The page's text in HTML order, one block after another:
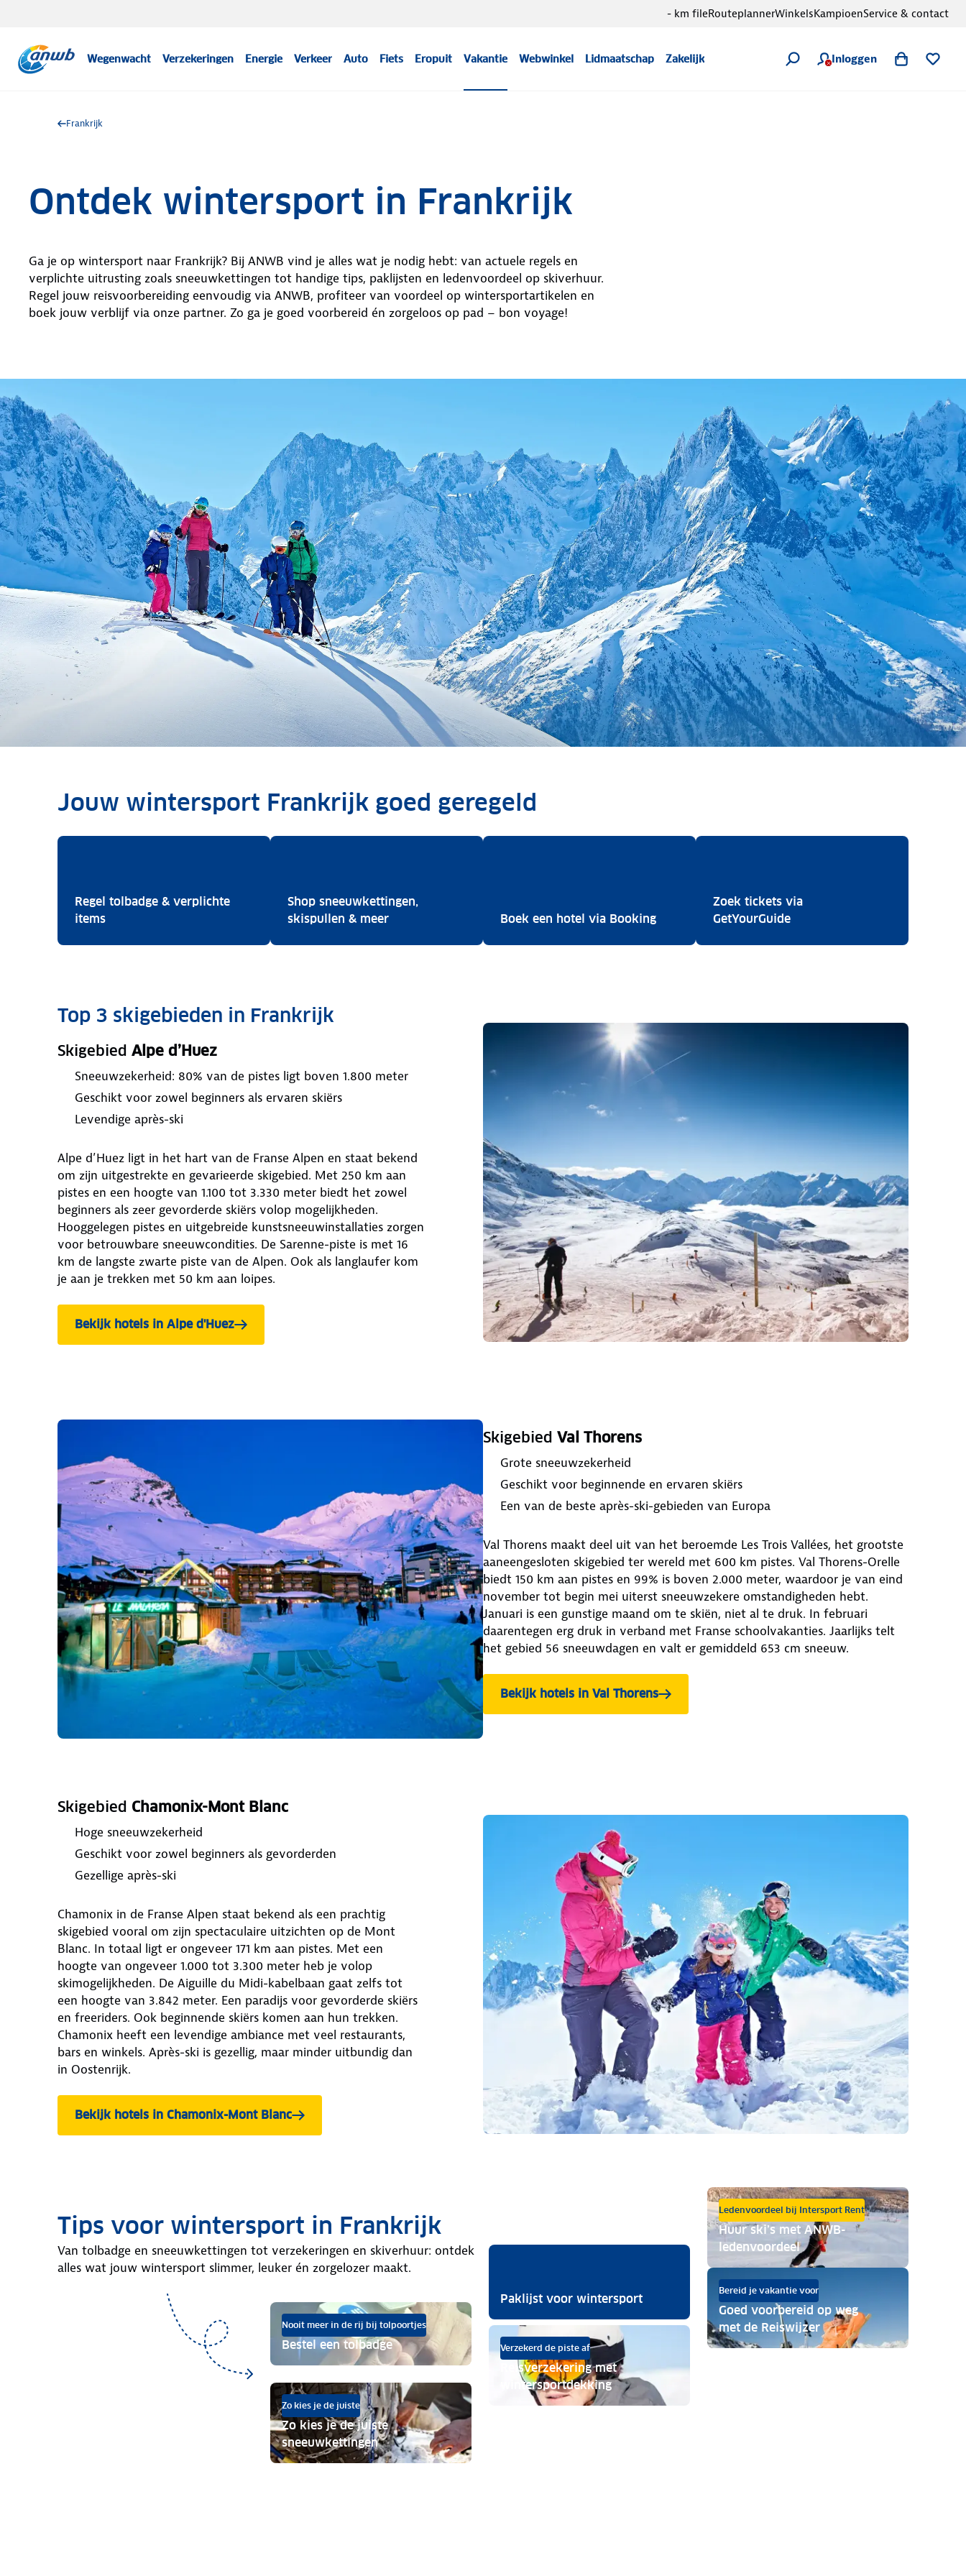
Wegenwacht Verzekeringen Energie Verkeer Auto Fiets Eropuit Vakantie Webwinkel Lidmaatschap Zakelijk Inloggen
- km fileRouteplannerWinkelsKampioenService & contact
Frankrijk
Ontdek wintersport in Frankrijk
Ga je op wintersport naar Frankrijk? Bij ANWB vind je alles wat je nodig hebt: van actuele regels en
verplichte uitrusting zoals sneeuwkettingen tot handige tips, paklijsten en ledenvoordeel op skiverhuur.
Regel jouw reisvoorbereiding eenvoudig via ANWB, profiteer van voordeel op wintersportartikelen en
boek jouw verblijf via onze partner. Zo ga je goed voorbereid én zorgeloos op pad – bon voyage!
Jouw wintersport Frankrijk goed geregeld
Regel tolbadge & verplichte
itemsRegel tolbadge & verplichte items
Shop sneeuwkettingen,
skispullen & meerShop sneeuwkettingen, skispullen & meer
Boek een hotel via BookingBoek een hotel via Booking
Zoek tickets via
GetYourGuideZoek tickets via GetYourGuide
Top 3 skigebieden in Frankrijk
Skigebied Alpe d’Huez
Sneeuwzekerheid: 80% van de pistes ligt boven 1.800 meter
Geschikt voor zowel beginners als ervaren skiërs
Levendige après-ski
Alpe d’Huez ligt in het hart van de Franse Alpen en staat bekend
om zijn uitgestrekte en gevarieerde skigebied. Met 250 km aan
pistes en een hoogte van 1.100 tot 3.330 meter biedt het zowel
beginners als zeer gevorderde skiërs volop mogelijkheden.
Hooggelegen pistes en uitgebreide kunstsneeuwinstallaties zorgen
voor betrouwbare sneeuwcondities. De Sarenne-piste is met 16
km de langste zwarte piste van de Alpen. Ook als langlaufer kom
je aan je trekken met 50 km aan loipes.
Bekijk hotels in Alpe d'Huez
Skigebied Val Thorens
Grote sneeuwzekerheid
Geschikt voor beginnende en ervaren skiërs
Een van de beste après-ski-gebieden van Europa
Val Thorens maakt deel uit van het beroemde Les Trois Vallées, het grootste
aaneengesloten skigebied ter wereld met 600 km pistes. Val Thorens-Orelle
biedt 150 km aan pistes en 99% is boven 2.000 meter, waardoor je van eind
november tot begin mei uiterst sneeuwzekere omstandigheden hebt.
Januari is een gunstige maand om te skiën, niet al te druk. In februari
daarentegen erg druk in verband met Franse schoolvakanties. Jaarlijks telt
het gebied 56 sneeuwdagen en valt er gemiddeld 653 cm sneeuw.
Bekijk hotels in Val Thorens
Skigebied Chamonix-Mont Blanc
Hoge sneeuwzekerheid
Geschikt voor zowel beginners als gevorderden
Gezellige après-ski
Chamonix in de Franse Alpen staat bekend als een prachtig
skigebied vooral om zijn spectaculaire uitzichten op de Mont
Blanc. In totaal ligt er ongeveer 171 km aan pistes. Met een
hoogte van ongeveer 1.000 tot 3.300 meter heb je volop
skimogelijkheden. De Aiguille du Midi-kabelbaan gaat zelfs tot
een hoogte van 3.842 meter. Een paradijs voor gevorderde skiërs
en freeriders. Ook beginnende skiërs komen aan hun trekken.
Chamonix heeft een levendige ambiance met veel restaurants,
bars en winkels. Après-ski is gezellig, maar minder uitbundig dan
in Oostenrijk.
Bekijk hotels in Chamonix-Mont Blanc
Tips voor wintersport in Frankrijk
Van tolbadge en sneeuwkettingen tot verzekeringen en skiverhuur: ontdek
alles wat jouw wintersport slimmer, leuker én zorgelozer maakt.
Nooit meer in de rij bij tolpoortjes
Bestel een tolbadge
Paklijst voor wintersport
Ledenvoordeel bij Intersport Rent
Huur ski’s met ANWB-
ledenvoordeel
Zo kies je de juiste
Zo kies je de juiste
sneeuwkettingen
Verzekerd de piste af
Reisverzekering met
wintersportdekking
Bereid je vakantie voor
Goed voorbereid op weg
met de Reiswijzer